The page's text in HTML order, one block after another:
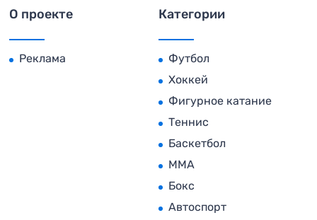
О проекте
Реклама
Категории
Футбол
Хоккей
Фигурное катание
Теннис
Баскетбол
MMA
Бокс
Автоспорт